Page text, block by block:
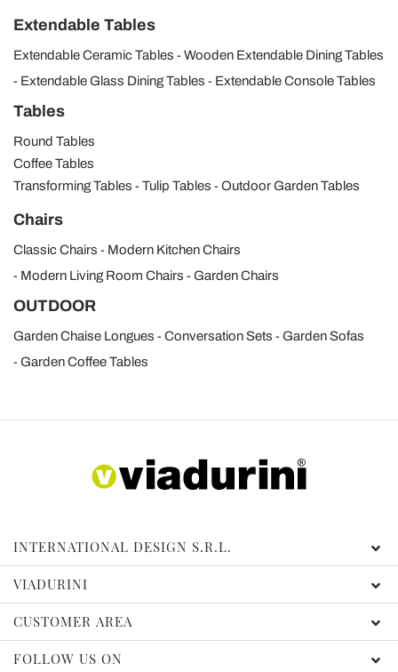
Extendable Tables
Extendable Ceramic Tables
Wooden Extendable Dining Tables
Extendable Glass Dining Tables
Extendable Console Tables
Tables
Round Tables
Coffee Tables
Transforming Tables
Tulip Tables Outdoor Garden Tables
Chairs
Classic Chairs
Modern Kitchen Chairs
Modern Living Room Chairs
Garden Chairs
OUTDOOR
Garden Chaise Longues Conversation Sets
Garden Sofas
Garden Coffee Tables
INTERNATIONAL DESIGN S.R.L.
VIADURINI
CUSTOMER AREA
FOLLOW US ON